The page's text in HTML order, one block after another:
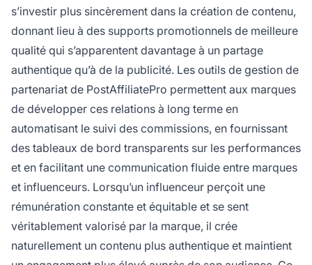
s’investir plus sincèrement dans la création de contenu,
donnant lieu à des supports promotionnels de meilleure
qualité qui s’apparentent davantage à un partage
authentique qu’à de la publicité. Les outils de gestion de
partenariat de PostAffiliatePro permettent aux marques
de développer ces relations à long terme en
automatisant le suivi des commissions, en fournissant
des tableaux de bord transparents sur les performances
et en facilitant une communication fluide entre marques
et influenceurs. Lorsqu’un influenceur perçoit une
rémunération constante et équitable et se sent
véritablement valorisé par la marque, il crée
naturellement un contenu plus authentique et maintient